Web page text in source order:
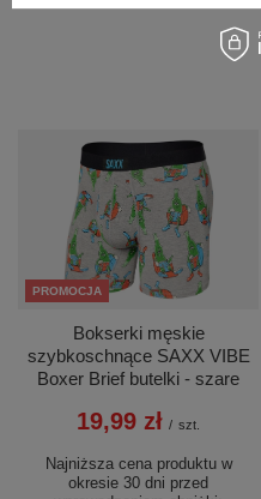
PROMOCJA
Bokserki męskie
szybkoschnące SAXX VIBE
Boxer Brief butelki - szare
19,99 zł / szt.
Najniższa cena produktu w
okresie 30 dni przed